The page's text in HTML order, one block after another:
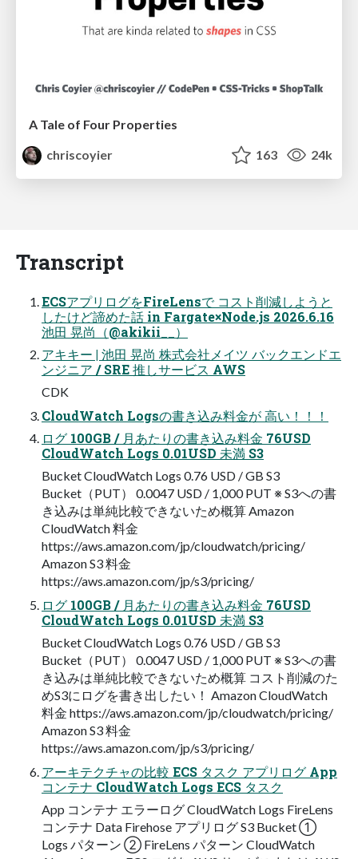
A Tale of Four Properties
chriscoyier
163 24k
Transcript
ECSアプリログをFireLensで コスト削減しようと
したけど諦めた話 in Fargate×Node.js 2026.6.16
池田 晃尚（@akikii__）
アキキー | 池田 晃尚 株式会社メイツ バックエンドエ
ンジニア / SRE 推しサービス AWS
CDK
CloudWatch Logsの書き込み料金が 高い！！！
ログ 100GB / 月あたりの書き込み料金 76USD
CloudWatch Logs 0.01USD 未満 S3
Bucket CloudWatch Logs 0.76 USD / GB S3
Bucket（PUT） 0.0047 USD / 1,000 PUT ※ S3への書
き込みは単純比較できないため概算 Amazon
CloudWatch 料金
https://aws.amazon.com/jp/cloudwatch/pricing/
Amazon S3 料金
https://aws.amazon.com/jp/s3/pricing/
ログ 100GB / 月あたりの書き込み料金 76USD
CloudWatch Logs 0.01USD 未満 S3
Bucket CloudWatch Logs 0.76 USD / GB S3
Bucket（PUT） 0.0047 USD / 1,000 PUT ※ S3への書
き込みは単純比較できないため概算 コスト削減のた
めS3にログを書き出したい！ Amazon CloudWatch
料金 https://aws.amazon.com/jp/cloudwatch/pricing/
Amazon S3 料金
https://aws.amazon.com/jp/s3/pricing/
アーキテクチャの比較 ECS タスク アプリログ App
コンテナ CloudWatch Logs ECS タスク
App コンテナ エラーログ CloudWatch Logs FireLens
コンテナ Data Firehose アプリログ S3 Bucket ①
Logs パターン ② FireLens パターン CloudWatch